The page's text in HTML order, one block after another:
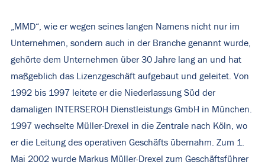
„MMD“, wie er wegen seines langen Namens nicht nur im
Unternehmen, sondern auch in der Branche genannt wurde,
gehörte dem Unternehmen über 30 Jahre lang an und hat
maßgeblich das Lizenzgeschäft aufgebaut und geleitet. Von
1992 bis 1997 leitete er die Niederlassung Süd der
damaligen INTERSEROH Dienstleistungs GmbH in München.
1997 wechselte Müller-Drexel in die Zentrale nach Köln, wo
er die Leitung des operativen Geschäfts übernahm. Zum 1.
Mai 2002 wurde Markus Müller-Drexel zum Geschäftsführer